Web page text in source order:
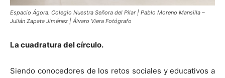
Espacio Ágora. Colegio Nuestra Señora del Pilar | Pablo Moreno Mansilla –
Julián Zapata Jiménez | Álvaro Viera Fotógrafo
La cuadratura del círculo.
Siendo conocedores de los retos sociales y educativos a